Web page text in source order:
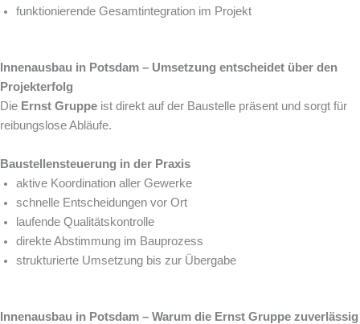
funktionierende Gesamtintegration im Projekt
Innenausbau in Potsdam – Umsetzung entscheidet über den
Projekterfolg
Die Ernst Gruppe ist direkt auf der Baustelle präsent und sorgt für
reibungslose Abläufe.
Baustellensteuerung in der Praxis
aktive Koordination aller Gewerke
schnelle Entscheidungen vor Ort
laufende Qualitätskontrolle
direkte Abstimmung im Bauprozess
strukturierte Umsetzung bis zur Übergabe
Innenausbau in Potsdam – Warum die Ernst Gruppe zuverlässig